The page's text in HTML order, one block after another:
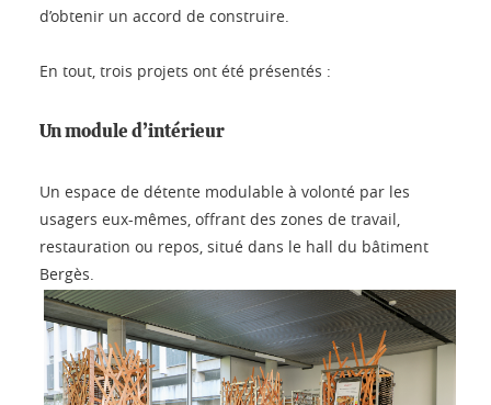
d’obtenir un accord de construire.
En tout, trois projets ont été présentés :
Un module d’intérieur
Un espace de détente modulable à volonté par les
usagers eux-mêmes, offrant des zones de travail,
restauration ou repos, situé dans le hall du bâtiment
Bergès.